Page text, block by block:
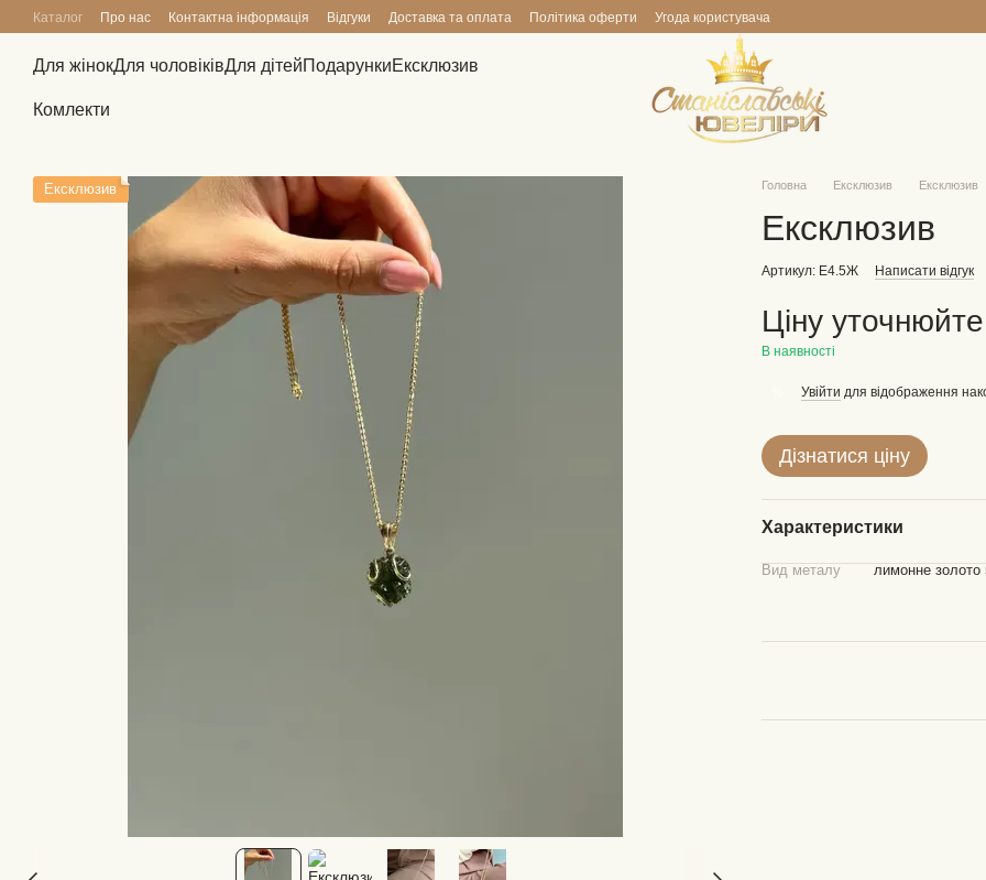
Перейти до основного контенту
Каталог Про нас Контактна інформація Відгуки Доставка та оплата Політика оферти Угода користувача
Для жінокДля чоловіківДля дітейПодарункиЕксклюзив
Комлекти
Ексклюзив Головна Ексклюзив Ексклюзив
Ексклюзив
Артикул: Е4.5Ж Написати відгук
Ціну уточнюйте
В наявності
Увійти для відображення
Дізнатися ціну
Характеристики
Вид металу лимонне золото